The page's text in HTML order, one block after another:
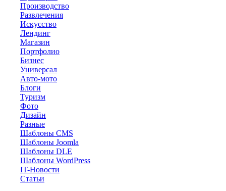
Производство
Развлечения
Искусство
Лендинг
Магазин
Портфолио
Бизнес
Универсал
Авто-мото
Блоги
Туризм
Фото
Дизайн
Разные
Шаблоны CMS
Шаблоны Joomla
Шаблоны DLE
Шаблоны WordPress
IT-Новости
Статьи